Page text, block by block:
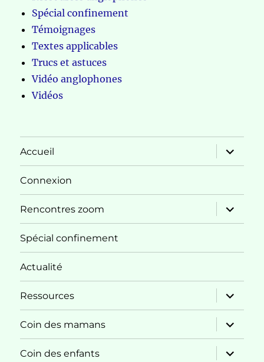
Spécial confinement
Témoignages
Textes applicables
Trucs et astuces
Vidéo anglophones
Vidéos
Accueil
ouvrir
le
sous-
Connexion
Rencontres zoom
ouvrir
le
sous-
Spécial confinement
Actualité
Ressources
ouvrir
le
sous-
menu
Coin des mamans
ouvrir
le
sous-
menu
Coin des enfants
ouvrir
le